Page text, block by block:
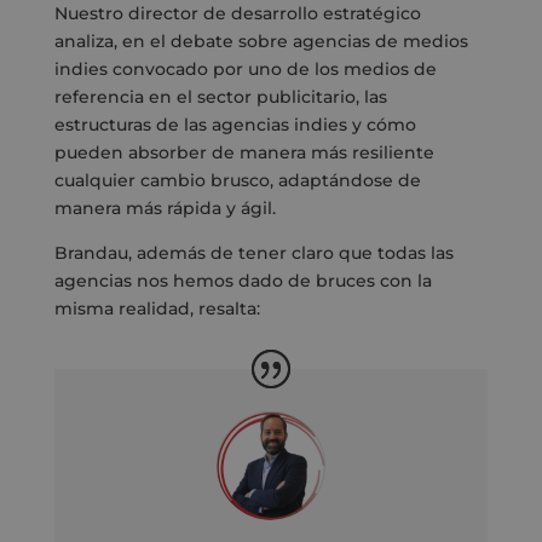
Nuestro director de desarrollo estratégico
analiza, en el debate sobre agencias de medios
indies convocado por uno de los medios de
referencia en el sector publicitario, las
estructuras de las agencias indies y cómo
pueden absorber de manera más resiliente
cualquier cambio brusco, adaptándose de
manera más rápida y ágil.
Brandau, además de tener claro que todas las
agencias nos hemos dado de bruces con la
misma realidad, resalta: